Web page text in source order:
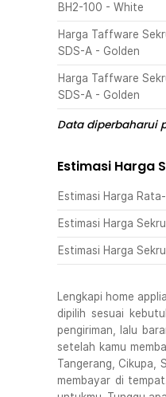
BH2-100 - White
Harga Taffware
SDS-A - Golden
Harga Taffware
SDS-A - Golden
Data diperbaharui
Estimasi Harga
Estimasi Harga
Estimasi Harga
Estimasi Harga
Lengkapi home
dipilih sesuai
pengiriman, lalu
setelah kamu
Tangerang, Cikupa,
membayar di